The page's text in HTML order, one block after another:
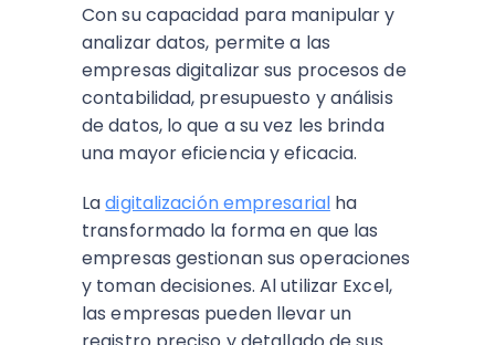
Con su capacidad para manipular y
analizar datos, permite a las
empresas digitalizar sus procesos de
contabilidad, presupuesto y análisis
de datos, lo que a su vez les brinda
una mayor eficiencia y eficacia.
Ladigitalización empresarialha
transformado la forma en que las
empresas gestionan sus operaciones
y toman decisiones. Al utilizar Excel,
las empresas pueden llevar un